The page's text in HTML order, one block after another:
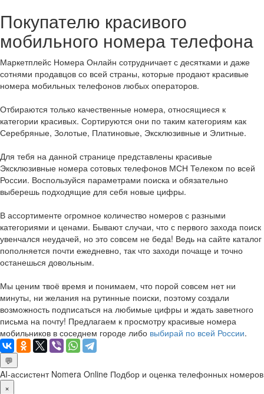
Покупателю красивого
мобильного номера телефона
Маркетплейс Номера Онлайн сотрудничает с десятками и даже
сотнями продавцов со всей страны, которые продают красивые
номера мобильных телефонов любых операторов.
Отбираются только качественные номера, относящиеся к
категории красивых. Сортируются они по таким категориям как
Серебряные, Золотые, Платиновые, Эксклюзивные и Элитные.
Для тебя на данной странице представлены красивые
Эксклюзивные номера сотовых телефонов МСН Телеком по всей
России. Воспользуйся параметрами поиска и обязательно
выберешь подходящие для себя новые цифры.
В ассортименте огромное количество номеров с разными
категориями и ценами. Бывают случаи, что с первого захода поиск
увенчался неудачей, но это совсем не беда! Ведь на сайте каталог
пополняется почти ежедневно, так что заходи почаще и точно
останешься довольным.
Мы ценим твоё время и понимаем, что порой совсем нет ни
минуты, ни желания на рутинные поиски, поэтому создали
возможность подписаться на любимые цифры и ждать заветного
письма на почту! Предлагаем к просмотру красивые номера
мобильников в соседнем городе либо выбирай по всей России.
💬
AI-ассистент Nomera Online Подбор и оценка телефонных номеров
×